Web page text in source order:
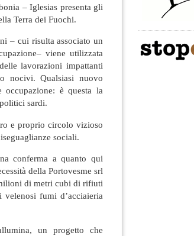
– Iglesias presenta gli
Terra dei Fuochi.
– cui risulta associato un
viene utilizzata
lavorazioni impattanti
nocivi. Qualsiasi nuovo
occupazione: è questa la
sardi.
e proprio circolo vizioso
sociali.
conferma a quanto qui
della Portovesme srl
di metri cubi di rifiuti
fumi d’acciaieria
un progetto che